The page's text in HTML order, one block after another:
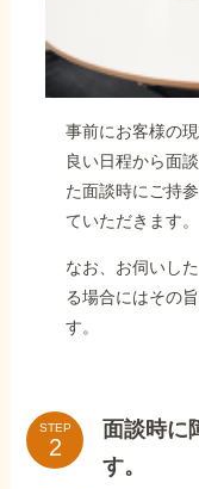
事前にお客様の
良い日程から面
た面談時にご持
ていただきます。
なお、お伺いし
る場合にはその
す。
STEP
面談時に
す。